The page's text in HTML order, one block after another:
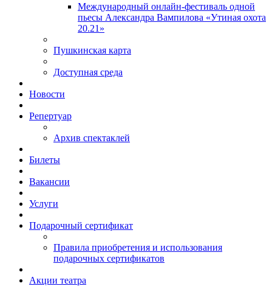
Международный онлайн-фестиваль одной
пьесы Александра Вампилова «Утиная охота
20.21»
Пушкинская карта
Доступная среда
Новости
Репертуар
Архив спектаклей
Билеты
Вакансии
Услуги
Подарочный сертификат
Правила приобретения и использования
подарочных сертификатов
Акции театра